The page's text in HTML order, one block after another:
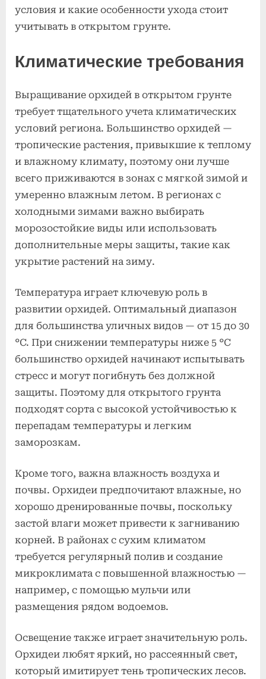
условия и какие особенности ухода стоит
учитывать в открытом грунте.
Климатические требования
Выращивание орхидей в открытом грунте
требует тщательного учета климатических
условий региона. Большинство орхидей —
тропические растения, привыкшие к теплому
и влажному климату, поэтому они лучше
всего приживаются в зонах с мягкой зимой и
умеренно влажным летом. В регионах с
холодными зимами важно выбирать
морозостойкие виды или использовать
дополнительные меры защиты, такие как
укрытие растений на зиму.
Температура играет ключевую роль в
развитии орхидей. Оптимальный диапазон
для большинства уличных видов — от 15 до 30
°C. При снижении температуры ниже 5 °C
большинство орхидей начинают испытывать
стресс и могут погибнуть без должной
защиты. Поэтому для открытого грунта
подходят сорта с высокой устойчивостью к
перепадам температуры и легким
заморозкам.
Кроме того, важна влажность воздуха и
почвы. Орхидеи предпочитают влажные, но
хорошо дренированные почвы, поскольку
застой влаги может привести к загниванию
корней. В районах с сухим климатом
требуется регулярный полив и создание
микроклимата с повышенной влажностью —
например, с помощью мульчи или
размещения рядом водоемов.
Освещение также играет значительную роль.
Орхидеи любят яркий, но рассеянный свет,
который имитирует тень тропических лесов.